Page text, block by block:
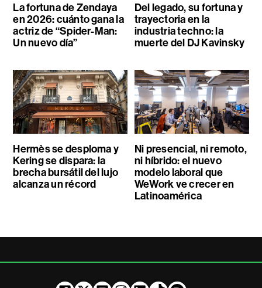
La fortuna de Zendaya
en 2026: cuánto gana la
actriz de “Spider-Man:
Un nuevo día”
Del legado, su fortuna y
trayectoria en la
industria techno: la
muerte del DJ Kavinsky
Hermès se desploma y
Kering se dispara: la
brecha bursátil del lujo
alcanza un récord
Ni presencial, ni remoto,
ni híbrido: el nuevo
modelo laboral que
WeWork ve crecer en
Latinoamérica